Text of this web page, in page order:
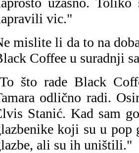
vic."
mislite li da to na
Coffee u suradnji
što rade Black
odlično radi.
Stanić. Kad sam
koji su u pop
ali su ih uništili."